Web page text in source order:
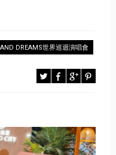
DREAMS世界巡迴演唱會